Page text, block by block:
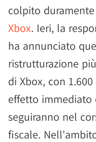
colpito
Xbox. Ieri, la
ha annunciato
ristrutturazione
di Xbox, con
effetto immediato
seguiranno nel
fiscale.